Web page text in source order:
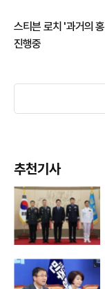
스티븐 로치 '과거의
진행중
추천기사